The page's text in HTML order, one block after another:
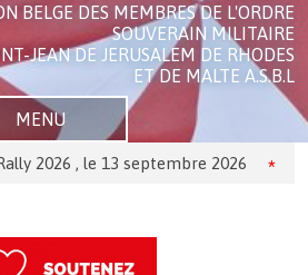
BELGE DES MEMBRES DE L'ORDRE
SOUVERAIN MILITAIRE
JEAN DE JERUSALEM DE RHODES
ET DE MALTE A.S.B.L
MENU
, le 13 septembre 2026